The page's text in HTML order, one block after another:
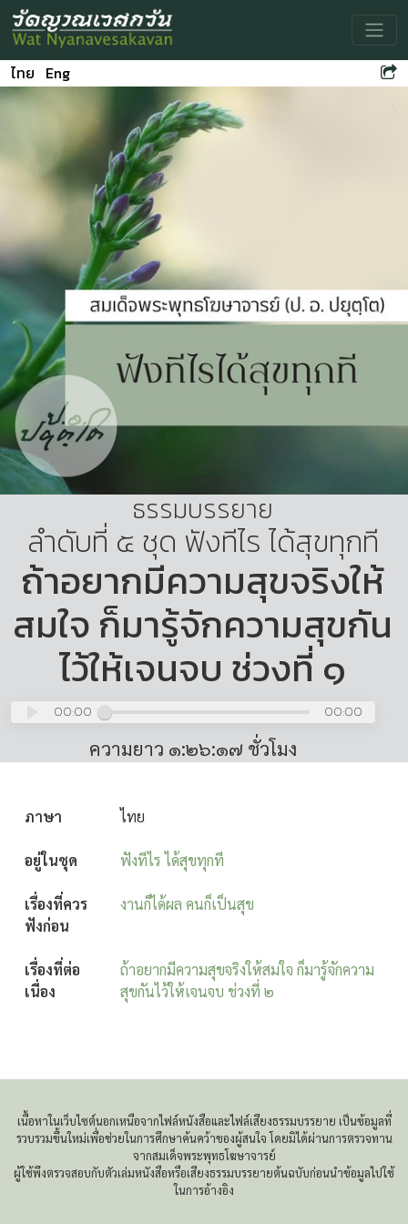
ไทย Eng
ธรรมบรรยาย
ลำดับที่ ๕ ชุด ฟังทีไร ได้สุขทุกที
ถ้าอยากมีความสุขจริงให้
สมใจ ก็มารู้จักความสุขกัน
ไว้ให้เจนจบ ช่วงที่ ๑
00:00 00:00
ความยาว ๑:๒๖:๑๗ ชั่วโมง
ภาษา ไทย
อยู่ในชุด ฟังทีไร ได้สุขทุกที
เรื่องที่ควร
ฟังก่อน
งานก็ได้ผล คนก็เป็นสุข
เรื่องที่ต่อ
เนื่อง
ถ้าอยากมีความสุขจริงให้สมใจ ก็มารู้จักความ
สุขกันไว้ให้เจนจบ ช่วงที่ ๒
เนื้อหาในเว็บไซต์นอกเหนือจากไฟล์หนังสือและไฟล์เสียงธรรมบรรยาย เป็นข้อมูลที่
รวบรวมขึ้นใหม่เพื่อช่วยในการศึกษาค้นคว้าของผู้สนใจ โดยมิได้ผ่านการตรวจทาน
จากสมเด็จพระพุทธโฆษาจารย์
ผู้ใช้พึงตรวจสอบกับตัวเล่มหนังสือหรือเสียงธรรมบรรยายต้นฉบับก่อนนำข้อมูลไปใช้
ในการอ้างอิง